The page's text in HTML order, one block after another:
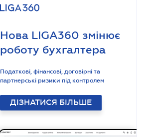
Нова LIGA360 змінює
роботу бухгалтера
Податкові, фінансові, договірні та
партнерські ризики під контролем
ДІЗНАТИСЯ БІЛЬШЕ